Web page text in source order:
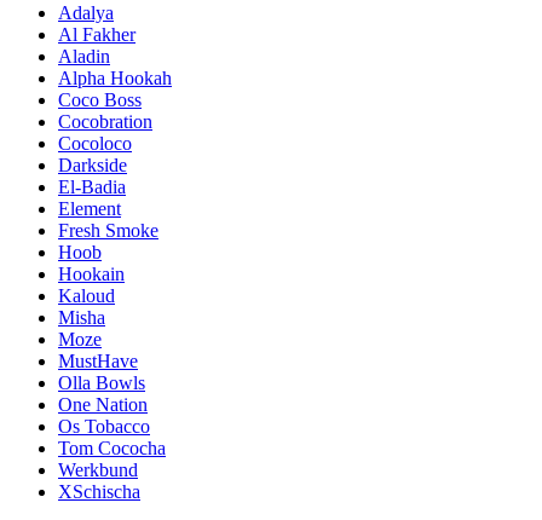
Adalya
Al Fakher
Aladin
Alpha Hookah
Coco Boss
Cocobration
Cocoloco
Darkside
El-Badia
Element
Fresh Smoke
Hoob
Hookain
Kaloud
Misha
Moze
MustHave
Olla Bowls
One Nation
Os Tobacco
Tom Cococha
Werkbund
XSchischa